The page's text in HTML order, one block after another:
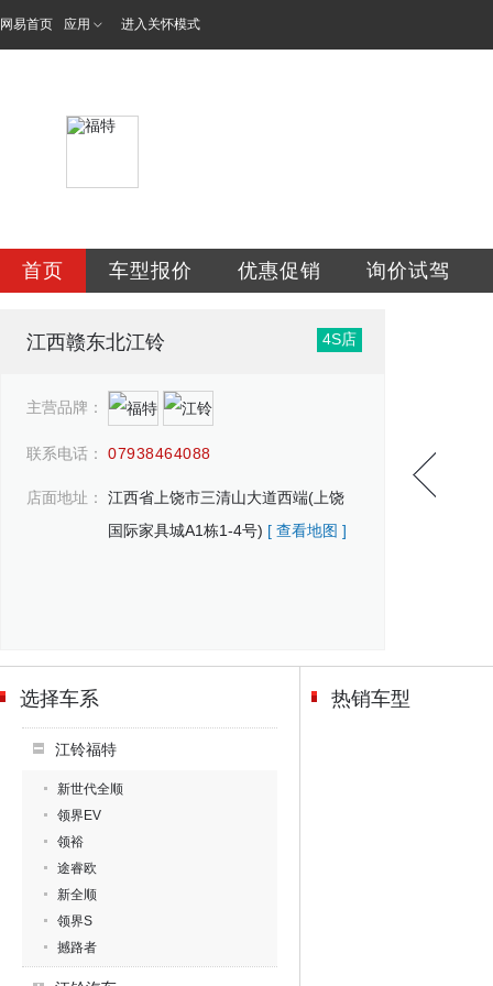
网易首页 应用 进入关怀模式
首页 车型报价 优惠促销 询价试驾
江西赣东北江铃 4S店
主营品牌：
联系电话： 07938464088
店面地址：
江西省上饶市三清山大道西端(上饶
国际家具城A1栋1-4号) [ 查看地图 ]
选择车系
江铃福特
新世代全顺
领界EV
领裕
途睿欧
新全顺
领界S
撼路者
热销车型